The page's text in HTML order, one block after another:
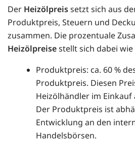
Der Heizölpreissetzt sich aus
Produktpreis, Steuern und
zusammen. Die prozentuale
Heizölpreisestellt sich dabei
Produktpreis: ca. 60 %
Produktpreis. Diesen
Heizölhändler im
Der Produktpreis ist
Entwicklung an den
Handelsbörsen.